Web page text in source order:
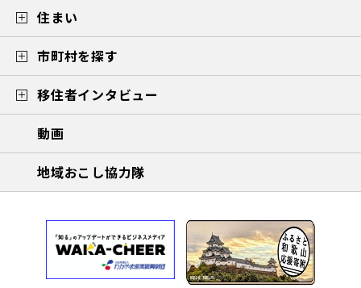
住まい
市町村を探す
移住者インタビュー
動画
地域おこし協力隊